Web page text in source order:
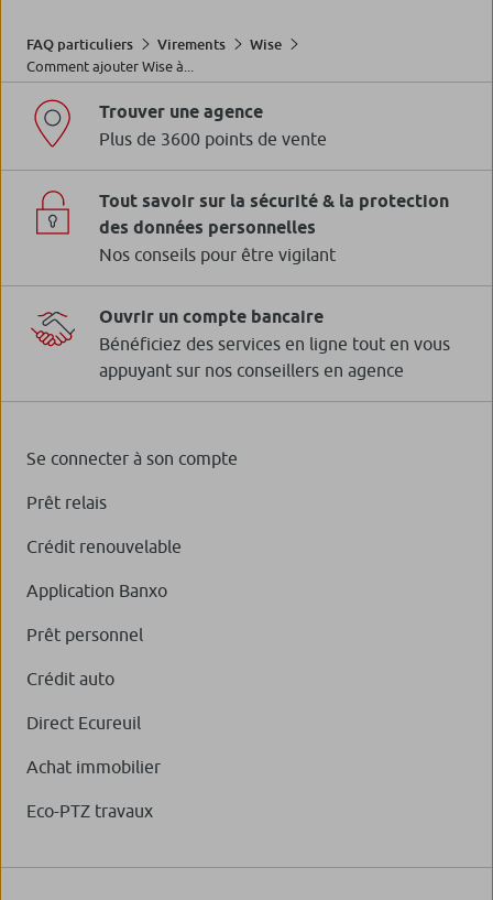
FAQ particuliers Virements
Wise
Comment ajouter Wise à...
Trouver une agence
Plus de 3600 points de vente
Tout savoir sur la sécurité & la protection
des données personnelles
Nos conseils pour être vigilant
Ouvrir un compte bancaire
Bénéficiez des services en ligne tout en vous
appuyant sur nos conseillers en agence
Se connecter à son compte
Prêt relais
Crédit renouvelable
Application Banxo
Prêt personnel
Crédit auto
Direct Ecureuil
Achat immobilier
Eco-PTZ travaux